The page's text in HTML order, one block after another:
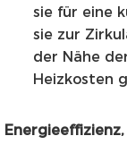
sie für eine
sie zur
der Nähe
Heizkosten